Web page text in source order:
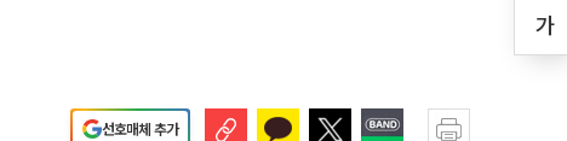
가
선호매체 추가